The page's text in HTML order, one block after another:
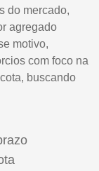
do mercado,
agregado
motivo,
com foco na
buscando